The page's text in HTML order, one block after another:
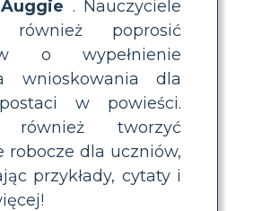
. Nauczyciele
również poprosić
o wypełnienie
wnioskowania dla
w powieści.
również tworzyć
robocze dla uczniów,
przykłady, cytaty i